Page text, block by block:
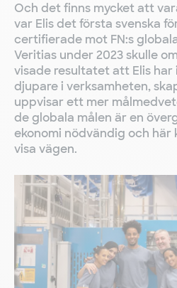
Och det finns mycket att
var Elis det första svenska
certifierade mot FN:s
Veritias under 2023 skulle
visade resultatet att Elis
djupare i verksamheten,
uppvisar ett mer
de globala målen är en
ekonomi nödvändig och här
visa vägen.